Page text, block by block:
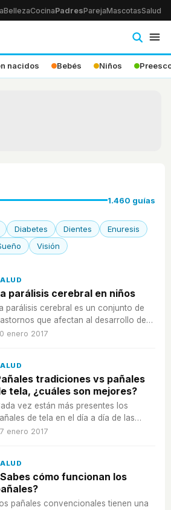
BellezaCocinaPadresParejaMascotasSalud
nacidos Bebés Niños
1.460 guías
Diabetes Dientes
Enuresis
Visión
parálisis cerebral en niños
parálisis cerebral es un conjunto de
que afectan al desarrollo de
niños a causa de una lesión en el
enero 2017
tradiciones vs pañales
tela, ¿cuáles son mejores?
vez están más presentes los
de tela en el día a día de las
pero los de usar y tirar son muy
enero 2017
cómo funcionan los
pañales convencionales tienen una